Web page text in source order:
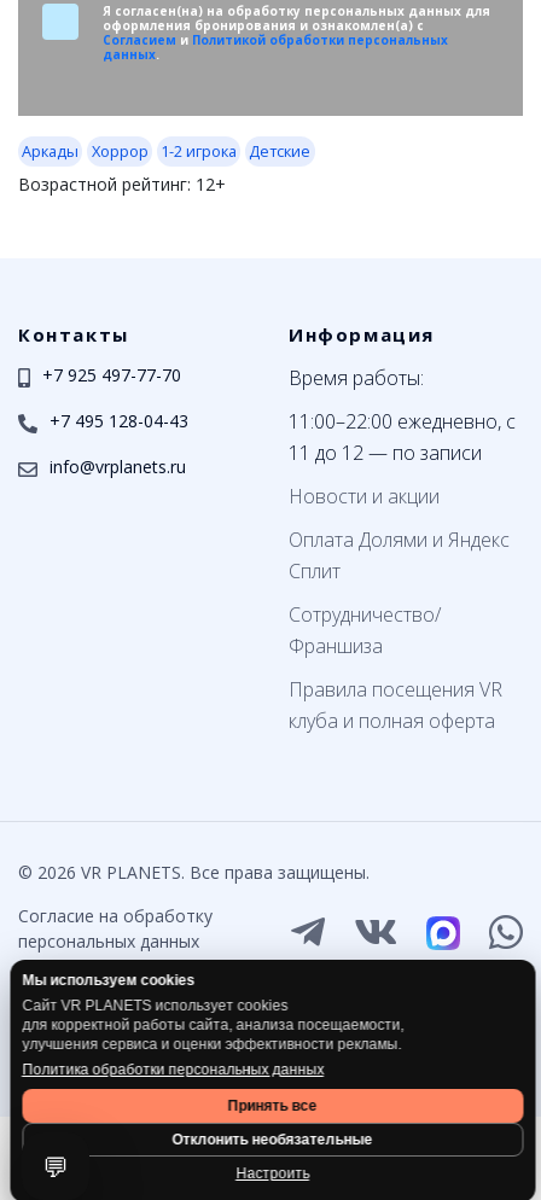
Я согласен(на) на обработку персональных данных для
оформления бронирования и ознакомлен(а) с
Согласием и Политикой обработки персональных
данных.
Аркады Хоррор 1-2 игрока Детские
Возрастной рейтинг: 12+
Контакты
+7 925 497-77-70
+7 495 128-04-43
info@vrplanets.ru
Информация
Время работы:
11:00–22:00 ежедневно, с
11 до 12 — по записи
Новости и акции
Оплата Долями и Яндекс
Сплит
Сотрудничество/
Франшиза
Правила посещения VR
клуба и полная оферта
Мы используем cookies
Сайт VR PLANETS использует cookies
для корректной работы сайта, анализа посещаемости,
улучшения сервиса и оценки эффективности рекламы.
Политика обработки персональных данных
Принять все
Отклонить необязательные
Настроить
© 2026 VR PLANETS. Все права защищены.
Согласие на обработку
персональных данных
Политика обработки
персональных данных
*Компания Meta признана
экстремистской на
территории России
💬